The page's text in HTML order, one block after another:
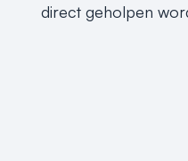
direct geholpen